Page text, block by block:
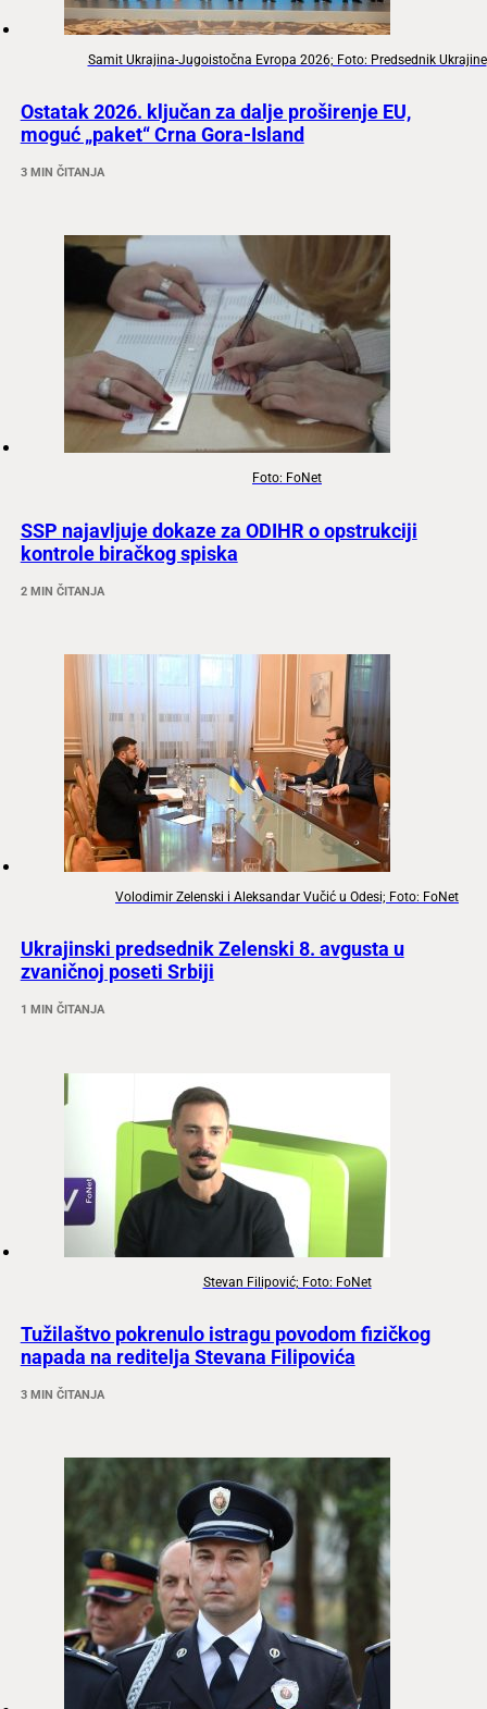
Samit Ukrajina-Jugoistočna Evropa 2026; Foto: Predsednik Ukrajine
Ostatak 2026. ključan za dalje proširenje EU,
moguć „paket“ Crna Gora-Island
3 MIN ČITANJA
Foto: FoNet
SSP najavljuje dokaze za ODIHR o opstrukciji
kontrole biračkog spiska
2 MIN ČITANJA
Volodimir Zelenski i Aleksandar Vučić u Odesi; Foto: FoNet
Ukrajinski predsednik Zelenski 8. avgusta u
zvaničnoj poseti Srbiji
1 MIN ČITANJA
Stevan Filipović; Foto: FoNet
Tužilaštvo pokrenulo istragu povodom fizičkog
napada na reditelja Stevana Filipovića
3 MIN ČITANJA